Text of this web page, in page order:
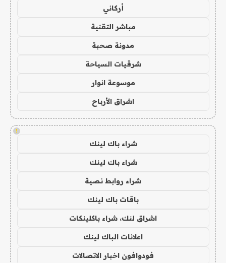
أركاني
مباشر التقنية
مدونة صحبة
شرقيات السياحة
موسوعة انوار
اشراق الأرباح
!
شراء باك لينك
شراء باك لينك
شراء روابط نصية
باقات باك لينك
اشراق لنك، شراء باكلينكات
اعلانات الباك لينك
فودوافون اخبار الاتصالات